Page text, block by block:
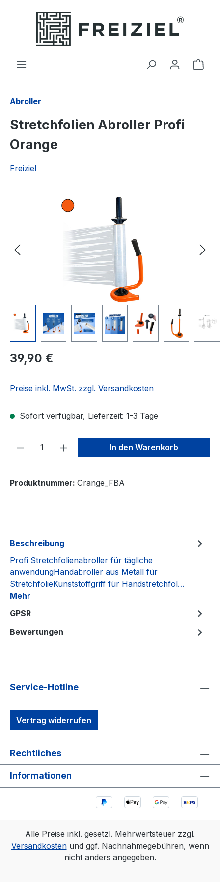
Zum Hauptinhalt springen
Abroller
Stretchfolien Abroller Profi
Orange
Freiziel
Regulärer Preis:
39,90 €
Preise inkl. MwSt. zzgl. Versandkosten
Sofort verfügbar, Lieferzeit: 1-3 Tage
Produkt Anzahl: Gib denIn den Warenkorb
Produktnummer: Orange_FBA
Beschreibung
Profi Stretchfolienabroller für tägliche
anwendungHandabroller aus Metall für
StretchfolieKunststoffgriff für Handstretchfol…
Mehr
GPSR
Bewertungen
Service-Hotline
Vertrag widerrufen
Rechtliches
Informationen
Alle Preise inkl. gesetzl. Mehrwertsteuer zzgl.
Versandkostenund ggf. Nachnahmegebühren, wenn
nicht anders angegeben.